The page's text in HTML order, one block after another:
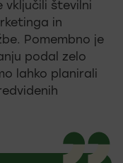
vključili številni
in
Pomembno je
podal zelo
lahko planirali